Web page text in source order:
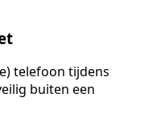
telefoon tijdens
buiten een